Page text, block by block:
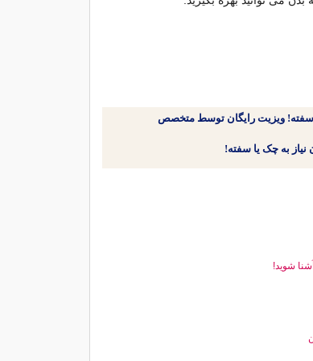
سفته! ویزیت رایگان توسط متخصص
شوید!